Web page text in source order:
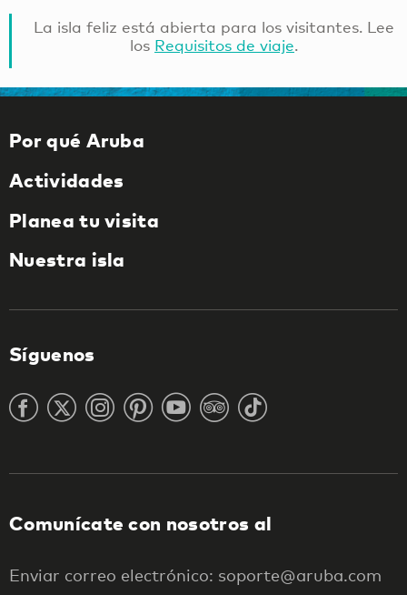
La isla feliz está abierta para los visitantes. Lee
los Requisitos de viaje.
Por qué Aruba
Actividades
Planea tu visita
Nuestra isla
Síguenos
Comunícate con nosotros al
Enviar correo electrónico: soporte@aruba.com